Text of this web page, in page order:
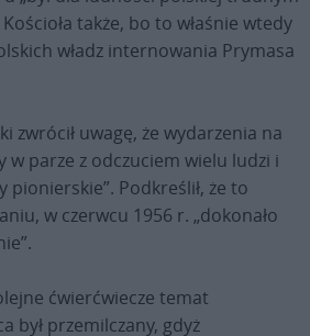
także, bo to właśnie wtedy
władz internowania Prymasa
zwrócił uwagę, że wydarzenia na
w parze z odczuciem wielu ludzi i
pionierskie”. Podkreślił, że to
w czerwcu 1956 r. „dokonało
ćwierćwiecze temat
był przemilczany, gdyż